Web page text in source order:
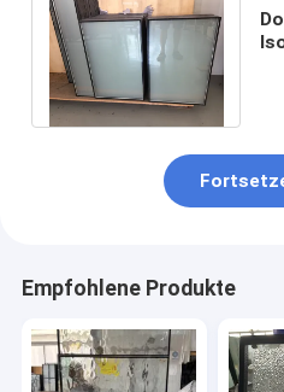
Empfohlene Produkte